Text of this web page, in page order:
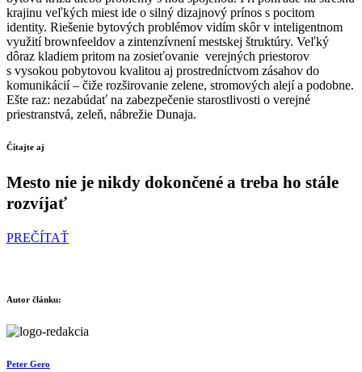
krajinu veľkých miest ide o silný dizajnový prínos s pocitom
identity. Riešenie bytových problémov vidím skôr v inteligentnom
využití brownfeeldov a zintenzívnení mestskej štruktúry. Veľký
dôraz kladiem pritom na zosieťovanie verejných priestorov
s vysokou pobytovou kvalitou aj prostredníctvom zásahov do
komunikácií – čiže rozširovanie zelene, stromových alejí a podobne.
Ešte raz: nezabúdať na zabezpečenie starostlivosti o verejné
priestranstvá, zeleň, nábrežie Dunaja.
Čítajte aj
Mesto nie je nikdy dokončené a treba ho stále
rozvíjať
PREČÍTAŤ
Autor článku:
Peter Gero